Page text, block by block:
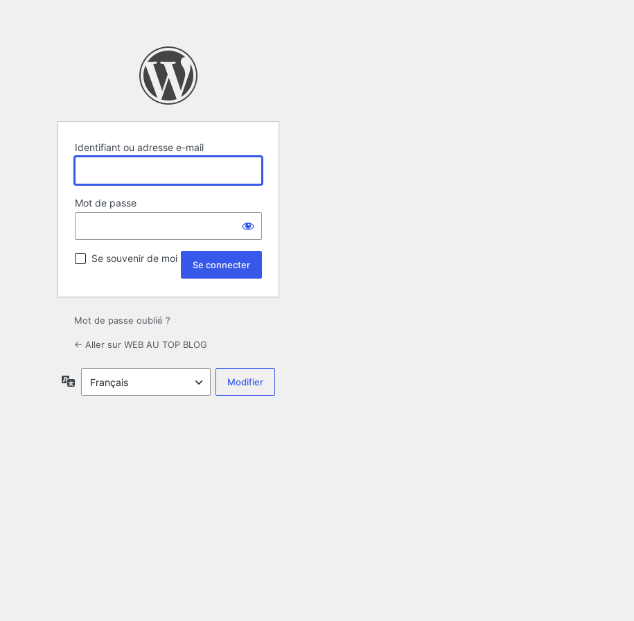
Identifiant ou adresse e-mail
Mot de passe
Se souvenir de moi
Mot de passe oublié ?
← Aller sur WEB AU TOP BLOG
Langue